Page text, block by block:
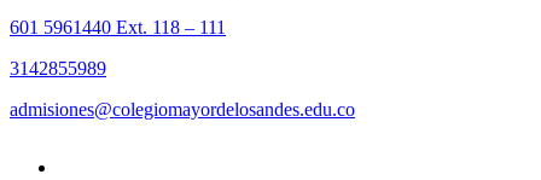
601 5961440 Ext. 118 – 111
3142855989
admisiones@colegiomayordelosandes.edu.co